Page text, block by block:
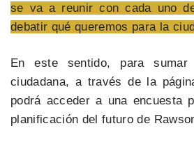
se va a reunir con cada uno
debatir qué queremos para la
En este sentido, para
ciudadana, a través de la
podrá acceder a una encuesta
planificación del futuro de